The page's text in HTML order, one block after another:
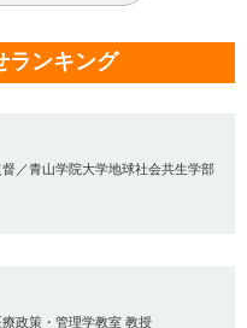
ランキング
／青山学院大学地球社会共生学部
政策・管理学教室 教授